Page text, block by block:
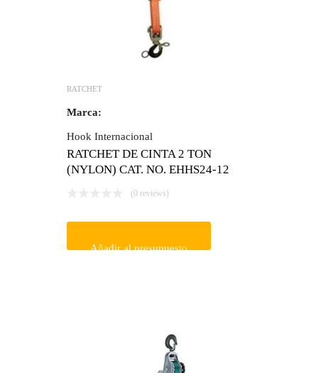
RATCHET
Marca:
Hook Internacional
RATCHET DE CINTA 2 TON
(NYLON) CAT. NO. EHHS24-12
(0 reviews)
Añadir al presupuesto